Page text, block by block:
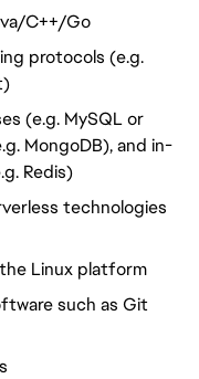
C++/Go
protocols (e.g.
(e.g. MySQL or
MongoDB), and in-
Redis)
technologies
Linux platform
such as Git